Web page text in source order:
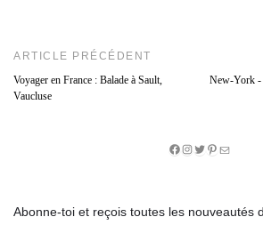
ARTICLE PRÉCÉDENT
Voyager en France : Balade à Sault,
Vaucluse
New-York -
Facebook
Instagram
Twitter
Pinterest
E-
Abonne-toi et reçois toutes les nouveautés